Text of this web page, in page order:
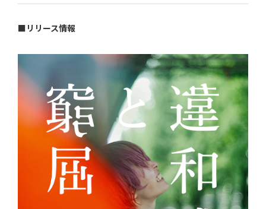
■リリース情報